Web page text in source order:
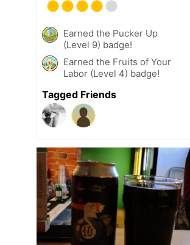
Earned the Pucker Up
(Level 9) badge!
Earned the Fruits of Your
Labor (Level 4) badge!
Tagged Friends